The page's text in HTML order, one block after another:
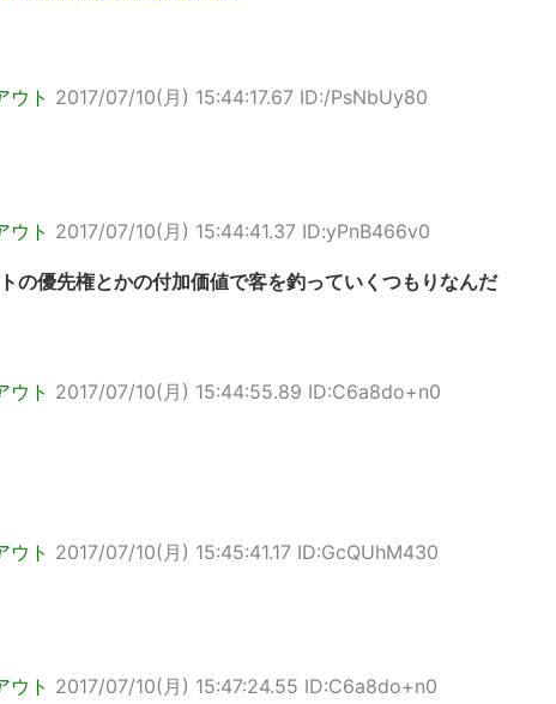
ウト 2017/07/10(月) 15:44:17.67 ID:/PsNbUy80
ウト 2017/07/10(月) 15:44:41.37 ID:yPnB466v0
の優先権とかの付加価値で客を釣っていくつもりなんだ
ウト 2017/07/10(月) 15:44:55.89 ID:C6a8do+n0
ウト 2017/07/10(月) 15:45:41.17 ID:GcQUhM430
ウト 2017/07/10(月) 15:47:24.55 ID:C6a8do+n0